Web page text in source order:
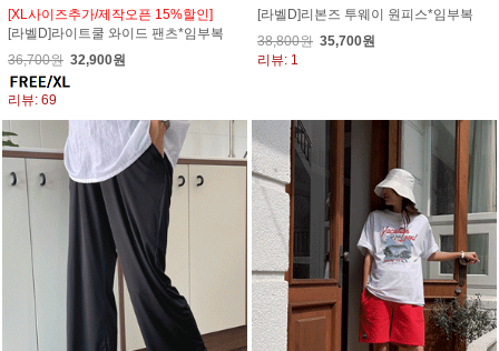
[XL사이즈추가/제작오픈 15%할인]
[라벨D]라이트쿨 와이드 팬츠*임부복
36,700원 32,900원
리뷰: 69
[라벨D]리본즈 투웨이 원피스*임부복
38,800원 35,700원
리뷰: 1